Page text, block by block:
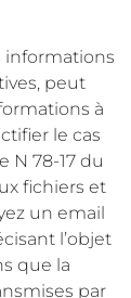
informations
peut
à
le cas
N 78-17 du
fichiers et
un email
l’objet
que la
par